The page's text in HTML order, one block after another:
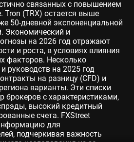
связанных с повышением
Tron (TRX) остается выше
50-дневной экспоненциальной
Экономический и
на 2026 год отражают
и роста, в условиях влияния
факторов. Несколько
руководств на 2025 год
на разницу (CFD) и
варианты. Эти списки
брокеров с характеристиками,
высокий кредитный
счета. FXStreet
для
подчеркивая важность